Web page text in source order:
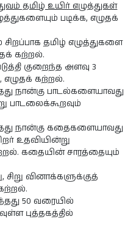
தமிழ் உயிர் எழுத்துகள்
படிக்க, எழுதக்
தமிழ் எழுத்துகளை
கற்றல்.
குறைந்த அளவு 3
கற்றல்.
நான்கு பாடல்களையாவது
பாடலைக்கூறவும்
நான்கு கதைகளையாவது
உதவியின்று
கதையின் சாரத்தையும்
சிறு வினாக்களுக்குத்
50 வரையில்
புத்தகத்தில்